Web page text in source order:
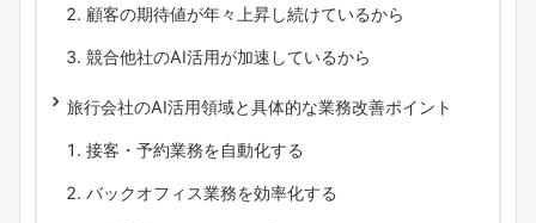
顧客の期待値が年々上昇し続けているから
競合他社のAI活用が加速しているから
旅行会社のAI活用領域と具体的な業務改善ポイント
接客・予約業務を自動化する
バックオフィス業務を効率化する